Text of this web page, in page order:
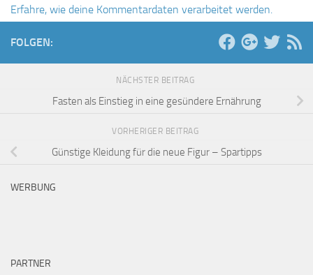
Erfahre, wie deine Kommentardaten verarbeitet werden.
FOLGEN:
NÄCHSTER BEITRAG
Fasten als Einstieg in eine gesündere Ernährung
VORHERIGER BEITRAG
Günstige Kleidung für die neue Figur – Spartipps
WERBUNG
PARTNER